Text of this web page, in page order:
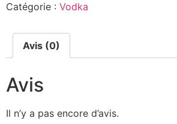
Catégorie : Vodka
Avis (0)
Avis
Il n’y a pas encore d’avis.